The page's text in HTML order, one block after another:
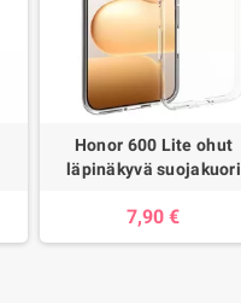
Honor 600 Lite ohut
läpinäkyvä suojakuori
7,90 €